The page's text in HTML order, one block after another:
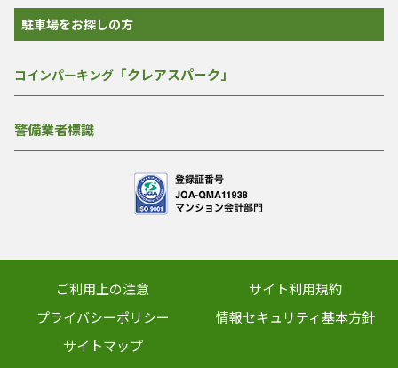
駐車場をお探しの方
コインパーキング 「クレアスパーク」
警備業者標識
ご利用上の注意
サイト利用規約
プライバシーポリシー
情報セキュリティ基本方針
サイトマップ